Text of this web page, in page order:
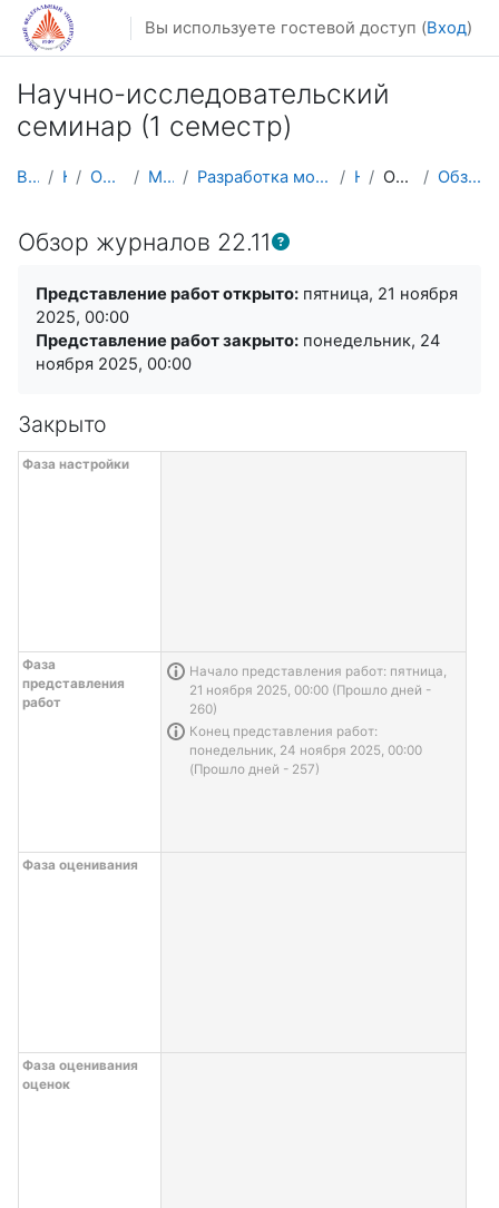
Перейти к основному содержанию
Вы используете гостевой доступ (Вход)
Научно-исследовательский
семинар (1 семестр)
В начало Курсы Осенний семестр Магистратура Разработка мобильных приложений и компьютерных игр НИС_1 Обзор журналов Обзор журналов 22.11
Обзор журналов 22.11
Представление работ открыто: пятница, 21 ноября
2025, 00:00
Представление работ закрыто: понедельник, 24
ноября 2025, 00:00
Закрыто
Сроки проведения семинара с фазами (5)
Перейти к текущим задачам
Фаза настройки
Фаза
представления
работ
Информация о задаче
Начало представления работ: пятница,
21 ноября 2025, 00:00 (Прошло дней -
260)
Информация о задаче
Конец представления работ:
понедельник, 24 ноября 2025, 00:00
(Прошло дней - 257)
Фаза оценивания
Фаза оценивания
оценок